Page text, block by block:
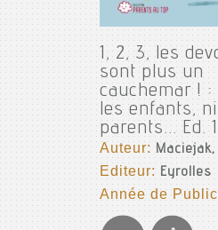
1, 2, 3, les
sont plus un
cauchemar !
les enfants,
parents... Ed. 1
Auteur:
Editeur: Eyrolles
Année de